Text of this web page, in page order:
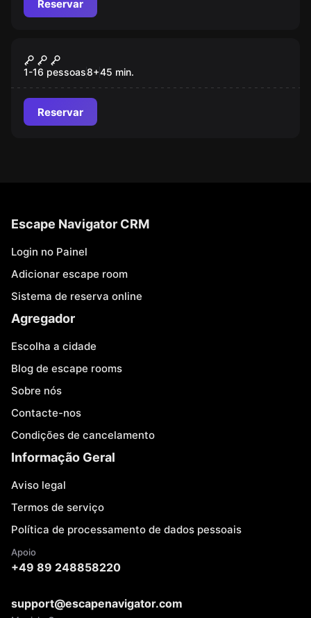
Reservar
Pixel
1-16 pessoas8+45 min.
Reservar
Escape Navigator CRM
Login no Painel
Adicionar escape room
Sistema de reserva online
Agregador
Escolha a cidade
Blog de escape rooms
Sobre nós
Contacte-nos
Condições de cancelamento
Informação Geral
Aviso legal
Termos de serviço
Política de processamento de dados pessoais
Apoio
+49 89 248858220
support@escapenavigator.com